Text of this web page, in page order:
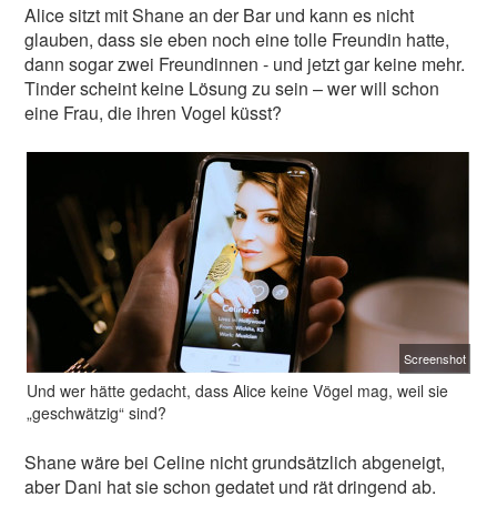
Alice sitzt mit Shane an der Bar und kann es nicht
glauben, dass sie eben noch eine tolle Freundin hatte,
dann sogar zwei Freundinnen - und jetzt gar keine mehr.
Tinder scheint keine Lösung zu sein – wer will schon
eine Frau, die ihren Vogel küsst?
Screenshot
Und wer hätte gedacht, dass Alice keine Vögel mag, weil sie
„geschwätzig“ sind?
Shane wäre bei Celine nicht grundsätzlich abgeneigt,
aber Dani hat sie schon gedatet und rät dringend ab.